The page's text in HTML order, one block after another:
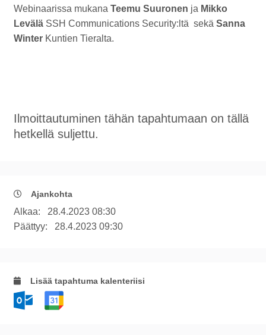
Webinaarissa mukana Teemu Suuronen ja Mikko
Levälä SSH Communications Security:ltä sekä Sanna
Winter Kuntien Tieralta.
Ilmoittautuminen tähän tapahtumaan on tällä
hetkellä suljettu.
Ajankohta
Alkaa: 28.4.2023 08:30
Päättyy: 28.4.2023 09:30
Lisää tapahtuma kalenteriisi